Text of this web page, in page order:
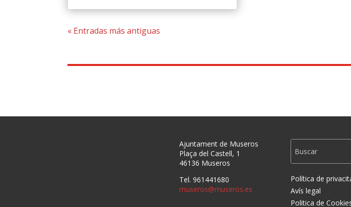
« Entradas más antiguas
Ajuntament de Museros
Plaça del Castell, 1
46136 Museros
Tel. 961441680
museros@museros.es
Política de
Avís legal
Politica de